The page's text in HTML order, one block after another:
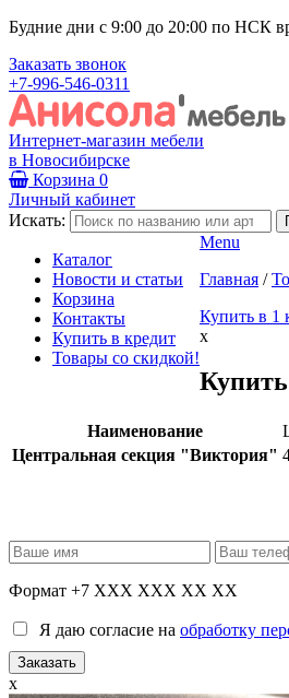
Будние дни с 9:00 до 20:00 по НСК
Заказать звонок
+7-996-546-0311
Интернет-магазин мебели
в Новосибирске
Корзина 0
Личный кабинет
Искать:
Каталог
Новости и статьи
Корзина
Контакты
Купить в кредит
Товары со скидкой!
Menu
Главная /
Купить в 1
x
Наименование
Центральная секция "Виктория"
Формат +7 XXX XXX XX XX
Я даю согласие на обработку
x